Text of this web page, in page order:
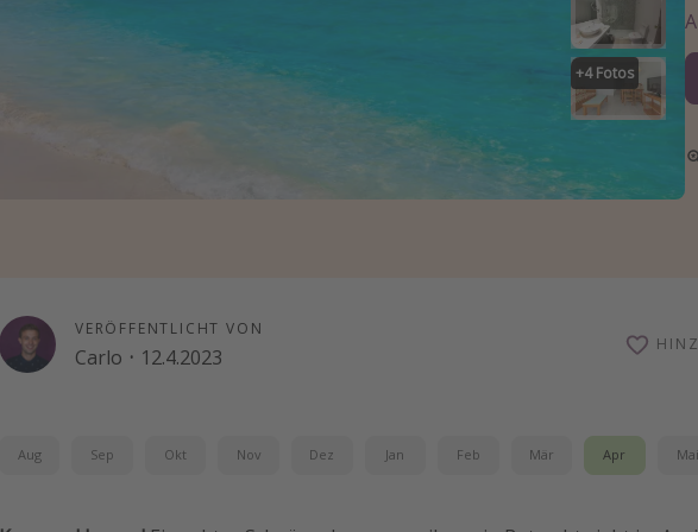
+4 Fotos
VERÖFFENTLICHT VON
Carlo · 12.4.2023
Aug Sep Okt Nov Dez Jan Feb Mär Apr Mai